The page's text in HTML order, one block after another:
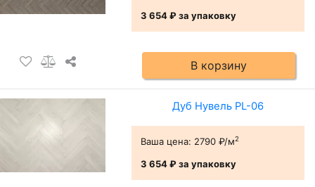
3 654 ₽за упаковку
В корзину
Дуб Нувель PL-06
Ваша цена: 2790 ₽/м2
3 654 ₽за упаковку